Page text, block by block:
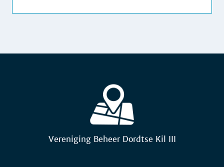
Vereniging Beheer Dordtse Kil III